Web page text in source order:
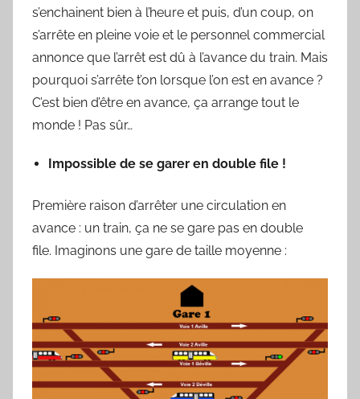
S
y
l
v
a
B
u
a
s’enchainent bien à l’heure et puis, d’un coup, on
s’arrête en pleine voie et le personnel commercial
annonce que l’arrêt est dû à l’avance du train. Mais
pourquoi s’arrête t’on lorsque l’on est en avance ?
C’est bien d’être en avance, ça arrange tout le
monde ! Pas sûr…
Impossible de se garer en double file !
Première raison d’arrêter une circulation en
avance : un train, ça ne se gare pas en double
file. Imaginons une gare de taille moyenne :